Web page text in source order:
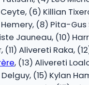
(6) Killian
(8) Pita-Gus
Jauneau, (10)
(11) Alivereti Raka,
, (13) Alivereti
(15) Kylan